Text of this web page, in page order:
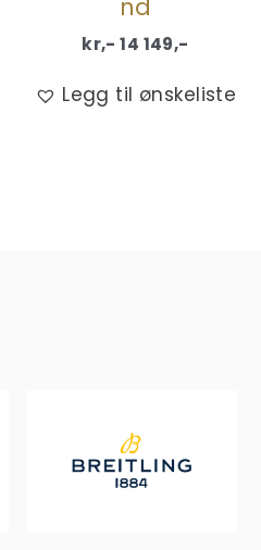
nd
kr,- 14 149,-
Legg til ønskeliste